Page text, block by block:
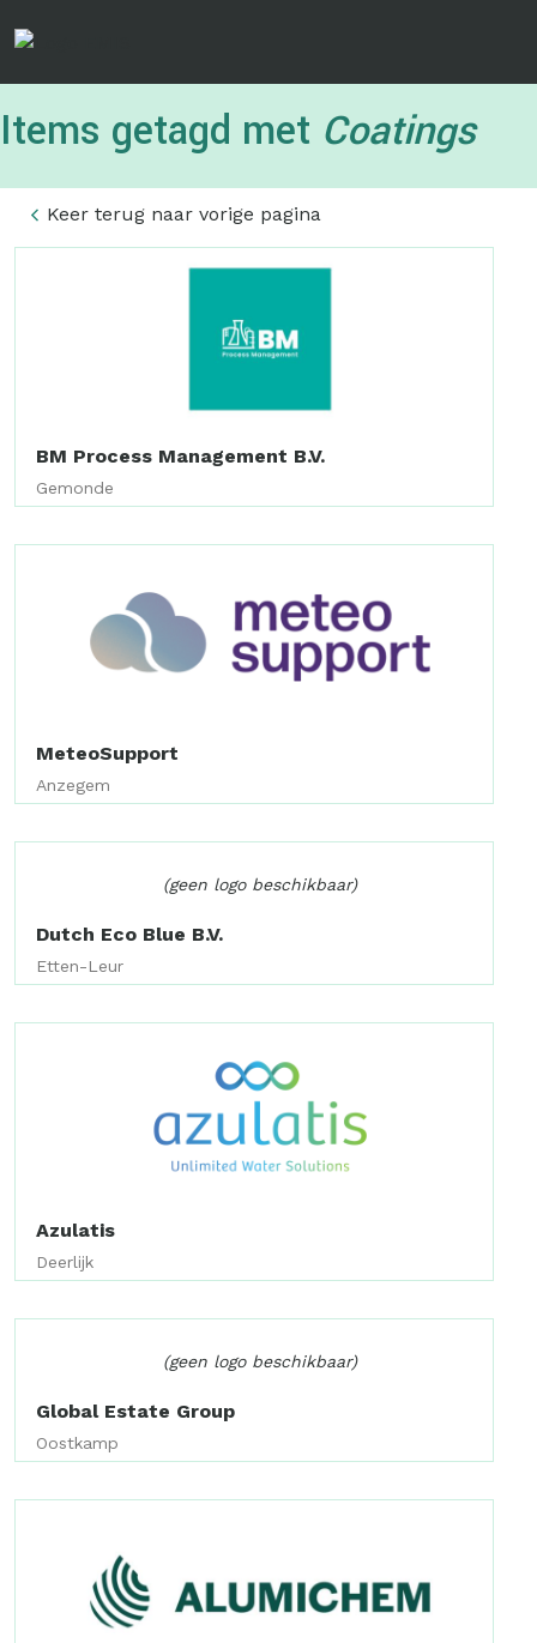
inhoud
Items getagd met Coatings
Keer terug naar vorige pagina
BM Process Management B.V.
Gemonde
MeteoSupport
Anzegem
(geen logo beschikbaar)
Dutch Eco Blue B.V.
Etten-Leur
Azulatis
Deerlijk
(geen logo beschikbaar)
Global Estate Group
Oostkamp